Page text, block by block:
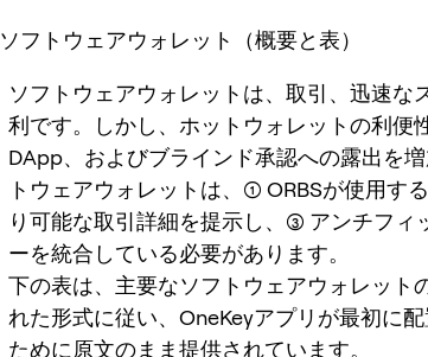
ソフトウェアウォレット（概要と表）
ソフトウェアウォレットは、取引、迅速な
利です。しかし、ホットウォレットの利便
DApp、およびブラインド承認への露出を
トウェアウォレットは、(1) ORBSが使用す
り可能な取引詳細を提示し、(3) アンチフ
ーを統合している必要があります。
下の表は、主要なソフトウェアウォレット
れた形式に従い、OneKeyアプリが最初に
ために原文のまま提供されています。